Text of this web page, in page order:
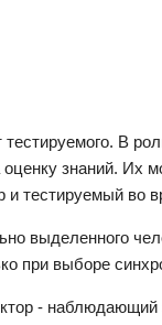
В
знаний. Их
тестируемый во
выделенного
при выборе
- наблюдающий